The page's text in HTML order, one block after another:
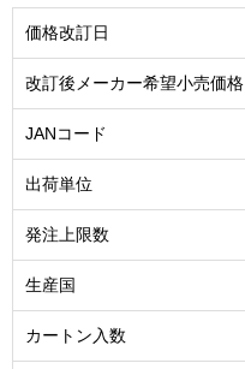
価格改訂日
改訂後メーカー希望小売価格
JANコード
出荷単位
発注上限数
生産国
カートン入数